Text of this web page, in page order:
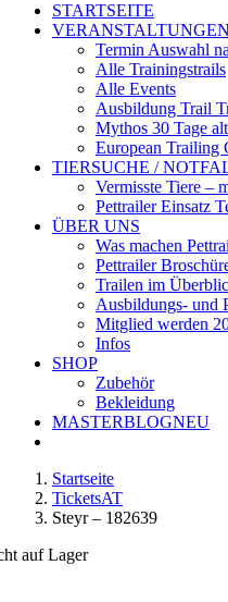
STARTSEITE
VERANSTALTUNGEN
Termin Auswahl
Alle Trainingstrails
Alle Events
Ausbildung Trail
Mythos 30 Tage
European Trailing
TIERSUCHE /
Vermisste Tiere –
Pettrailer Einsatz
ÜBER UNS
Was machen
Pettrailer
Trailen im
Ausbildungs- und
Mitglied werden
Infos
SHOP
Zubehör
Bekleidung
MASTERBLOGNEU
Startseite
TicketsAT
Steyr – 182639
auf Lager